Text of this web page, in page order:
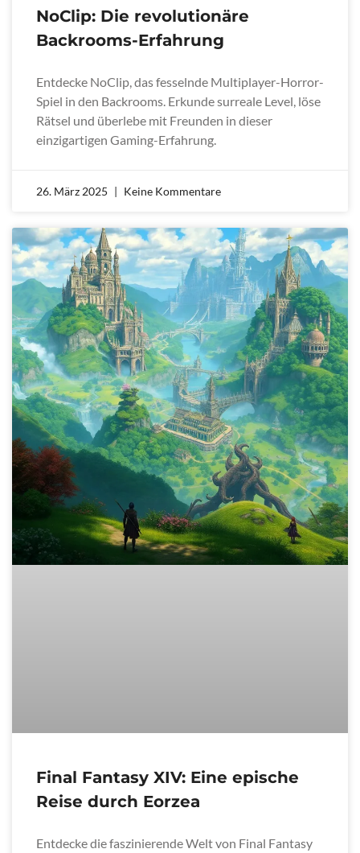
NoClip: Die revolutionäre
Backrooms-Erfahrung
Entdecke NoClip, das fesselnde Multiplayer-Horror-
Spiel in den Backrooms. Erkunde surreale Level, löse
Rätsel und überlebe mit Freunden in dieser
einzigartigen Gaming-Erfahrung.
26. März 2025 Keine Kommentare
Final Fantasy XIV: Eine epische
Reise durch Eorzea
Entdecke die faszinierende Welt von Final Fantasy